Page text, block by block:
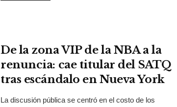
De la zona VIP de la NBA a la
renuncia: cae titular del SATQ
tras escándalo en Nueva York
La discusión pública se centró en el costo de los